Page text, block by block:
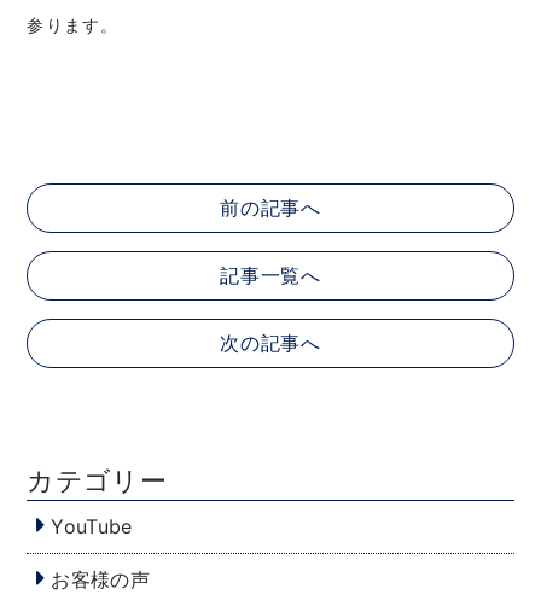
参ります。
前の記事へ
記事一覧へ
次の記事へ
カテゴリー
YouTube
お客様の声